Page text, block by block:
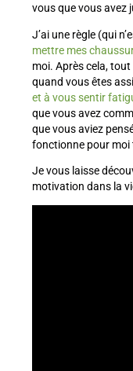
vous que vous avez
J’ai une règle (qui
mettre mes
moi. Après cela,
quand vous êtes
et à vous sentir
que vous avez
que vous aviez
fonctionne pour moi
Je vous laisse
motivation dans la